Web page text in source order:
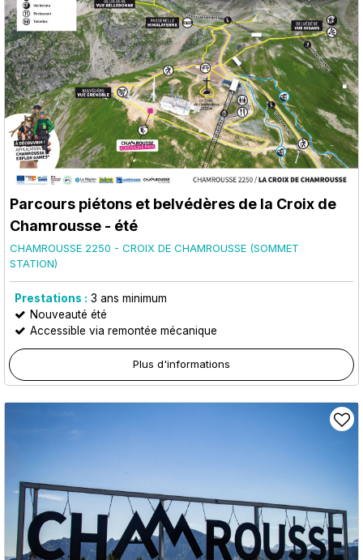
Parcours piétons et belvédères de la Croix de
Chamrousse - été
CHAMROUSSE 2250 - CROIX DE CHAMROUSSE (SOMMET
STATION)
Prestations : 3 ans minimum
Nouveauté été
Accessible via remontée mécanique
Plus d'informations